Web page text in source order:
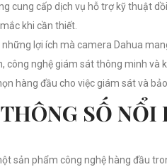
cung cấp dịch vụ hỗ trợ kỹ thuật
khi cần thiết.
lợi ích mà camera Dahua
công nghệ giám sát thông minh và
hàng đầu cho việc giám sát và bảo
SỐ NỔI
sản phẩm công nghệ hàng đầu